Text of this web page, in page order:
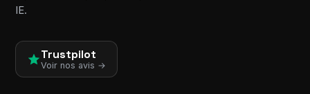
IE.
Trustpilot
Voir nos avis →